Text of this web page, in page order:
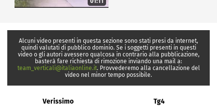
Alcuni video presenti in questa sezione sono stati presi da internet,
quindi valutati di pubblico dominio. Se i soggetti presenti in questi
video o gli autori avessero qualcosa in contrario alla pubblicazione,
basterà fare richiesta di rimozione inviando una mail a:
team_verticali@italiaonline.it. Provvederemo alla cancellazione del
video nel minor tempo possibile.
Verissimo Tg4